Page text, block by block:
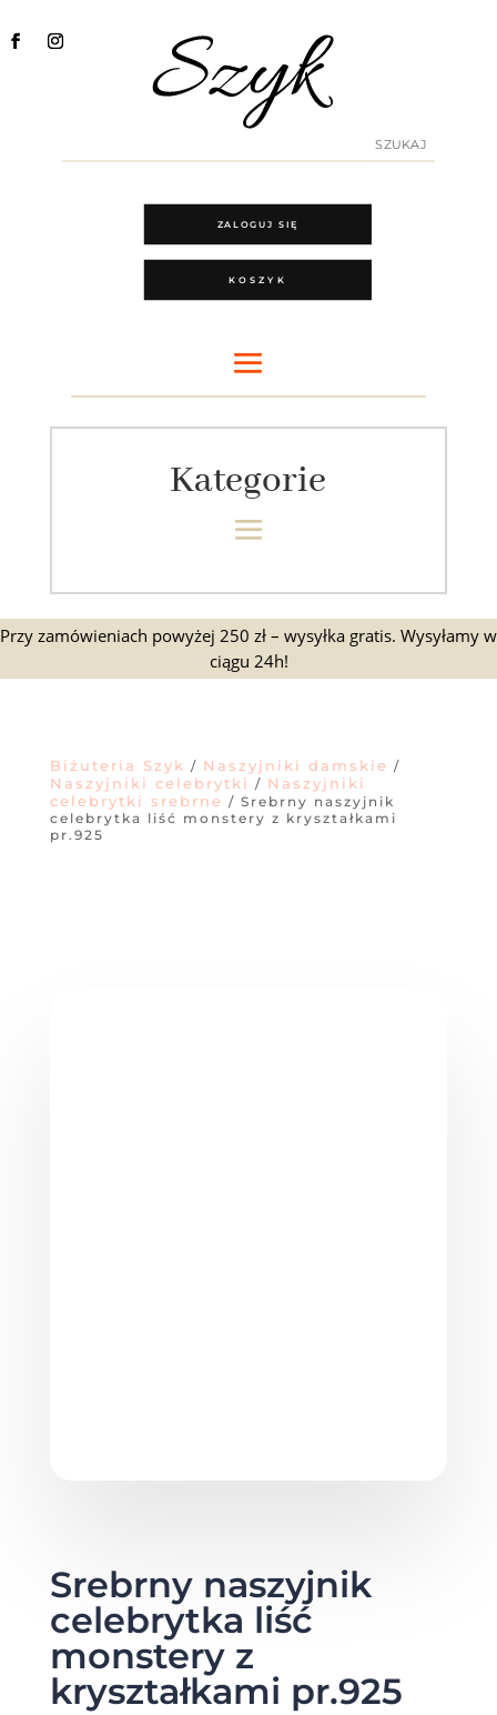
ZALOGUJ SIĘ
KOSZYK
Kategorie
Przy zamówieniach powyżej 250 zł – wysyłka gratis. Wysyłamy w
ciągu 24h!
Biżuteria Szyk / Naszyjniki damskie /
Naszyjniki celebrytki / Naszyjniki
celebrytki srebrne / Srebrny naszyjnik
celebrytka liść monstery z kryształkami
pr.925
Srebrny naszyjnik
celebrytka liść
monstery z
kryształkami pr.925